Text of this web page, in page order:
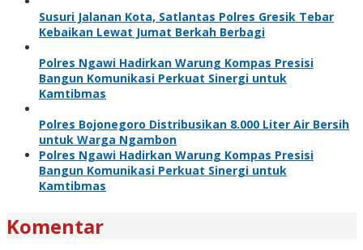
Susuri Jalanan Kota, Satlantas Polres Gresik Tebar
Kebaikan Lewat Jumat Berkah Berbagi
Polres Ngawi Hadirkan Warung Kompas Presisi
Bangun Komunikasi Perkuat Sinergi untuk
Kamtibmas
Polres Bojonegoro Distribusikan 8.000 Liter Air Bersih
untuk Warga Ngambon
Polres Ngawi Hadirkan Warung Kompas Presisi
Bangun Komunikasi Perkuat Sinergi untuk
Kamtibmas
Komentar